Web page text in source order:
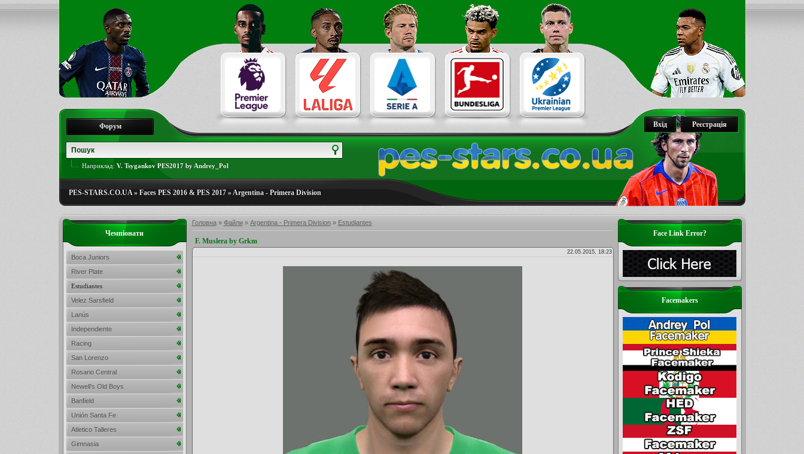
Реєстрація
Вхід
Форум
Наприклад: V. Tsygankov PES2017 by Andrey_Pol
PES-STARS.CO.UA» Faces PES 2016 & PES 2017»Argentina - Primera Division
Головна» Файли» Argentina - Primera Division» Estudiantes
F. Muslera by Grkm
22.05.2015, 18:23
Face Link Error?
Facemakers
Чемпіонати
Boca Juniors
River Plate
Estudiantes
Velez Sarsfield
Lanús
Independiente
Racing
San Lorenzo
Rosario Central
Newell's Old Boys
Banfield
Unión Santa Fe
Atletico Talleres
Gimnasia